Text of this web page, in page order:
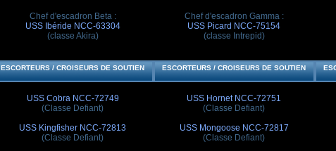
Chef d'escadron Beta :
USS Ibéride NCC-63304
(classe Akira)
Chef d'escadron Gamma :
USS Picard NCC-75154
(classe Intrepid)
ESCORTEURS / CROISEURS DE SOUTIEN ESCORTEURS / CROISEURS DE SOUTIEN
USS Cobra NCC-72749
(Classe Defiant)
USS Kingfisher NCC-72813
(Classe Defiant)
USS Hornet NCC-72751
(Classe Defiant)
USS Mongoose NCC-72817
(Classe Defiant)